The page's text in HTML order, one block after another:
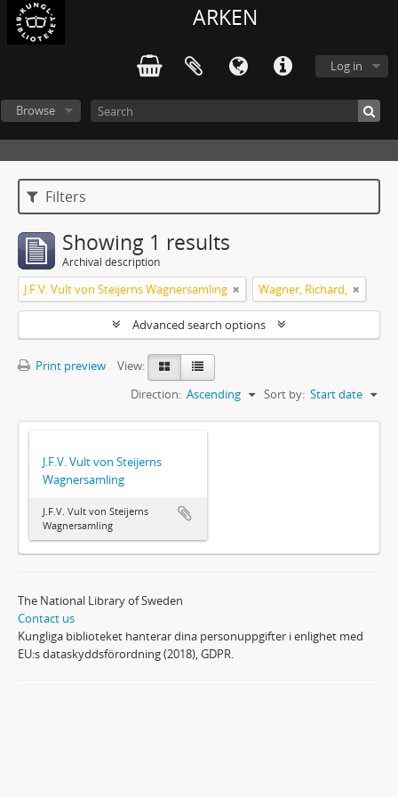
ARKEN
Log in
Browse
Filters
Showing 1 results
Archival description
J.F.V. Vult von Steijerns Wagnersamling Wagner, Richard,
Advanced search options
Print preview
View:
Sort by: Start date
Direction: Ascending
J.F.V. Vult von Steijerns
Wagnersamling
J.F.V. Vult von Steijerns
Wagnersamling
The National Library of Sweden
Contact us
Kungliga biblioteket hanterar dina personuppgifter i enlighet med
EU:s dataskyddsförordning (2018), GDPR.